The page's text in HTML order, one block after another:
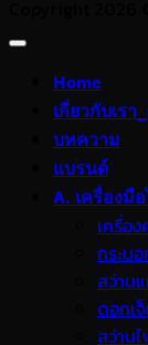
Home
เกี่ยวกับเรา
บทความ
แบรนด์
A. เครื่องมื
เครื่อ
กระบ
สว่าน
ดอกเ
สว่าน